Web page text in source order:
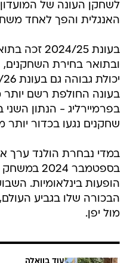
לשחקן העונה של
האנגלית והפך לאחד
בעונת
ובתואר בחירת השחקנים,
יכולת גבוהה גם בעונת 2025/26.
בפרמיירליג - הנתון
שחקנים נגעו בכדור יותר
במדי נבחרת הולנד ערך
הופעות בינלאומיות.
מול יפן.
עוד בוואלה